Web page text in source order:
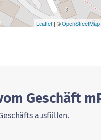
Leaflet | ©OpenStreetMap
Geschäft
ausfüllen.